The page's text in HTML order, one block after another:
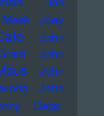
Joey
John
John
John
John
Depp